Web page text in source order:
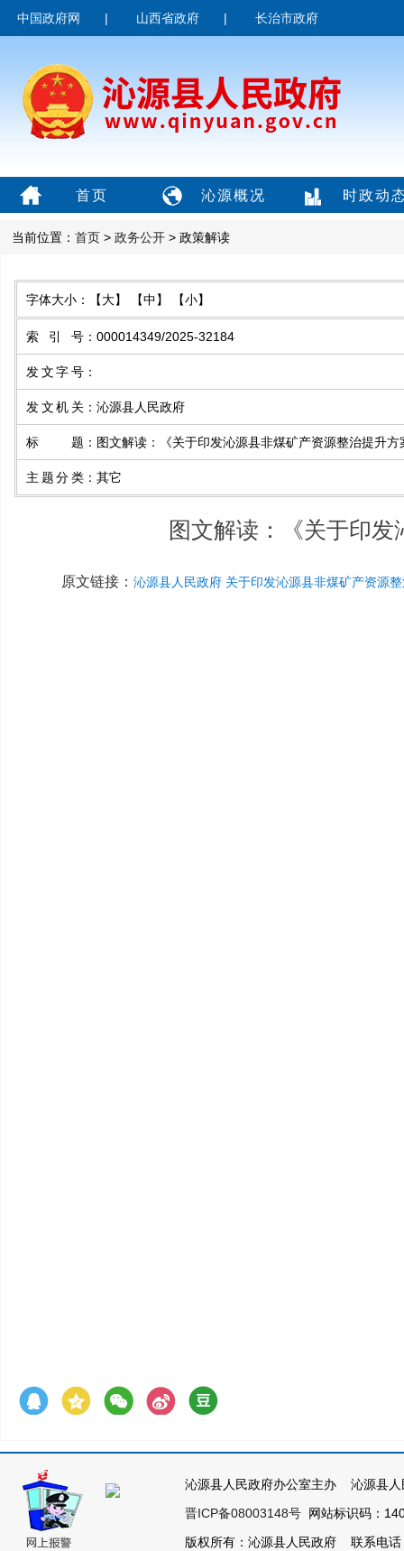
中国政府网 | 山西省政府 | 长治市政府
首页 沁源概况 时政动
当前位置： 首页 > 政务公开 > 政策解读
字体大小： 【大】 【中】 【小】
索引号 ： 000014349/2025-32184
发文字号 ：
发文机关 ： 沁源县人民政府
标题 ： 图文解读：《关于印发沁源县非煤矿产资源整治提升方
主题分类 ： 其它
图文解读：《关于印
原文链接： 沁源县人民政府 关于印发沁源县非煤矿产资源
沁源县人民政府办公室主办 沁源县
晋ICP备08003148号 网站标识码：
版权所有：沁源县人民政府 联系电